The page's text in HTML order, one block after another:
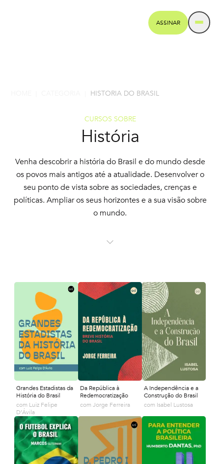
ASSINAR
HISTORIA DO BRASIL
CURSOS SOBRE
História
Venha descobrir a história do Brasil e do mundo desde
os povos mais antigos até a atualidade. Desenvolver o
seu ponto de vista sobre as sociedades, crenças e
políticas. Ampliar os seus horizontes e a sua visão sobre
o mundo.
Grandes Estadistas da
História do Brasil
com Luiz Felipe
D’Ávila
Da República à
Redemocratização
com Jorge Ferreira
A Independência e a
Construção do Brasil
com Isabel Lustosa